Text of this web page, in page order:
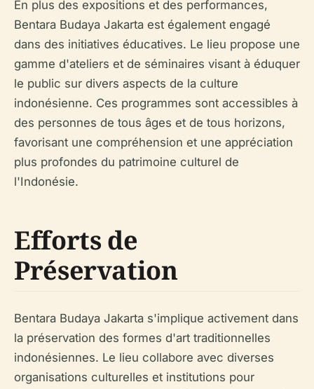
En plus des expositions et des performances,
Bentara Budaya Jakarta est également engagé
dans des initiatives éducatives. Le lieu propose une
gamme d'ateliers et de séminaires visant à éduquer
le public sur divers aspects de la culture
indonésienne. Ces programmes sont accessibles à
des personnes de tous âges et de tous horizons,
favorisant une compréhension et une appréciation
plus profondes du patrimoine culturel de
l'Indonésie.
Efforts de
Préservation
Bentara Budaya Jakarta s'implique activement dans
la préservation des formes d'art traditionnelles
indonésiennes. Le lieu collabore avec diverses
organisations culturelles et institutions pour